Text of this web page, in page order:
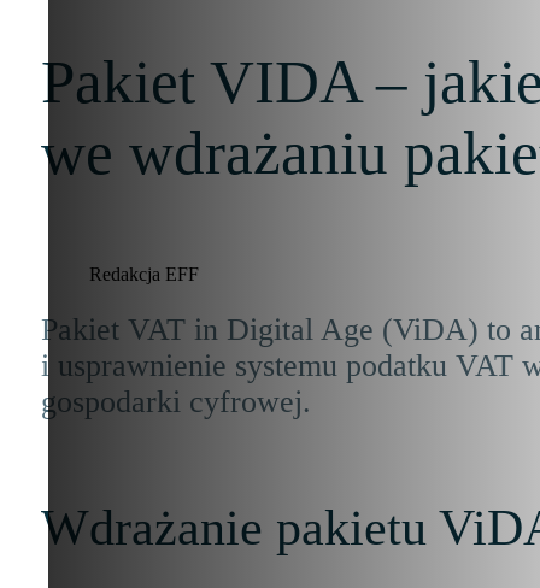
Pakiet VIDA –
we wdrażaniu
Redakcja EFF
Pakiet VAT in Digital Age (ViDA) to
i usprawnienie systemu podatku VAT
gospodarki cyfrowej.
Wdrażanie pakietu